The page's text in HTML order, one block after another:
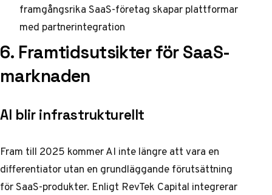
framgångsrika SaaS-företag skapar plattformar
med partnerintegration
6. Framtidsutsikter för SaaS-
marknaden
AI blir infrastrukturellt
Fram till 2025 kommer AI inte längre att vara en
differentiator utan en grundläggande förutsättning
för SaaS-produkter. Enligt RevTek Capital integrerar